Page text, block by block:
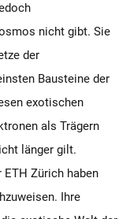
nicht gibt. Sie
der
Bausteine der
exotischen
als Trägern
länger gilt.
ETH Zürich haben
Ihre